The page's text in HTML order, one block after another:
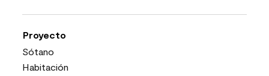
Proyecto
Sótano
Habitación